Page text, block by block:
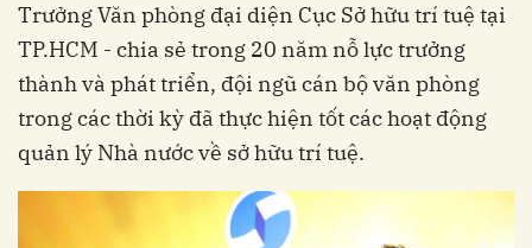
Trưởng Văn phòng đại diện Cục Sở hữu trí tuệ tại
TP.HCM - chia sẻ trong 20 năm nỗ lực trưởng
thành và phát triển, đội ngũ cán bộ văn phòng
trong các thời kỳ đã thực hiện tốt các hoạt động
quản lý Nhà nước về sở hữu trí tuệ.